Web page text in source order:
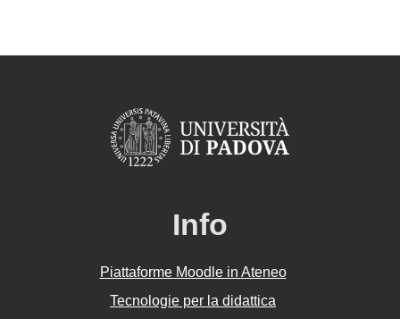
Info
Piattaforme Moodle in Ateneo
Tecnologie per la didattica